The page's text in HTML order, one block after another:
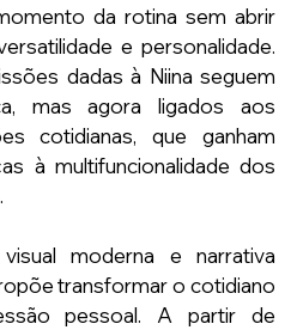
da rotina sem abrir
e personalidade.
dadas à Niina seguem
mas agora ligados aos
cotidianas, que ganham
à multifuncionalidade dos
moderna e narrativa
transformar o cotidiano
pessoal. A partir de